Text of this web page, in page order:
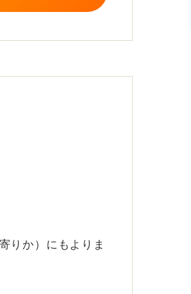
れます。判断が難
ジュなどを選べば
が開き背筋を伸ば
とができます。
りか）にもよりま